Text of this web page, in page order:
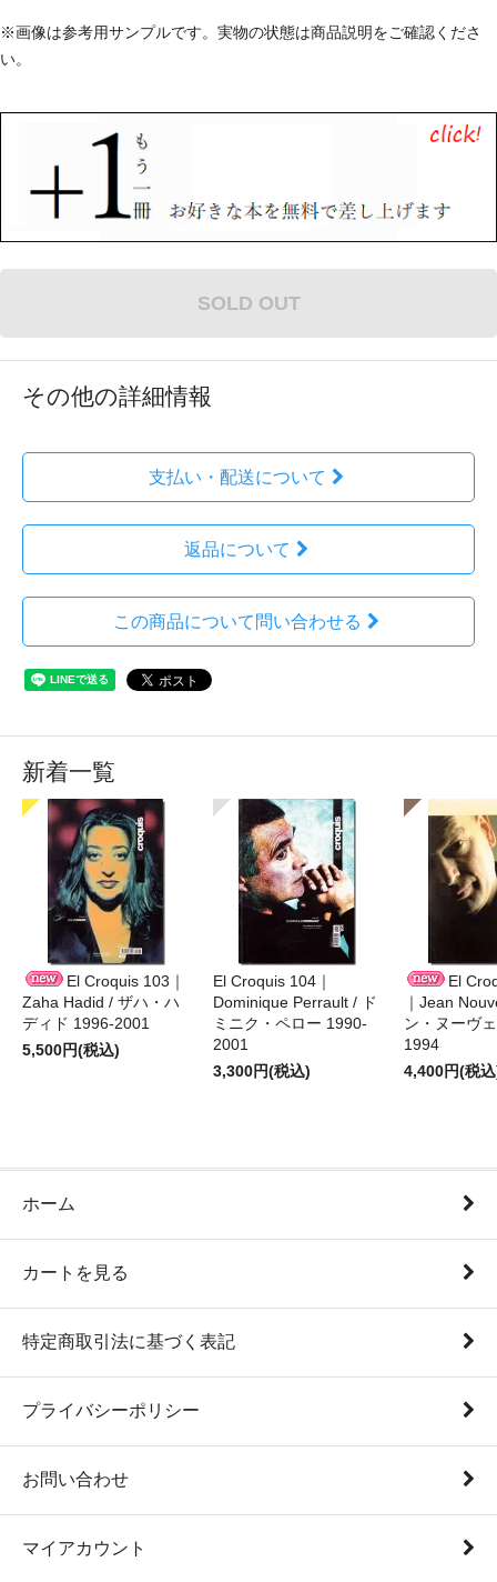
※画像は参考用サンプルです。実物の状態は商品説明をご確認くださ
い。
SOLD OUT
その他の詳細情報
支払い・配送について
返品について
この商品について問い合わせる
新着一覧
El Croquis 103｜
Zaha Hadid / ザハ・ハ
ディド 1996-2001
5,500円(税込)
El Croquis 104｜
Dominique Perrault / ド
ミニク・ペロー 1990-
2001
3,300円(税込)
El
｜Jean
ン・ヌーヴ
1994
4,400円(税
ホーム
カートを見る
特定商取引法に基づく表記
プライバシーポリシー
お問い合わせ
マイアカウント